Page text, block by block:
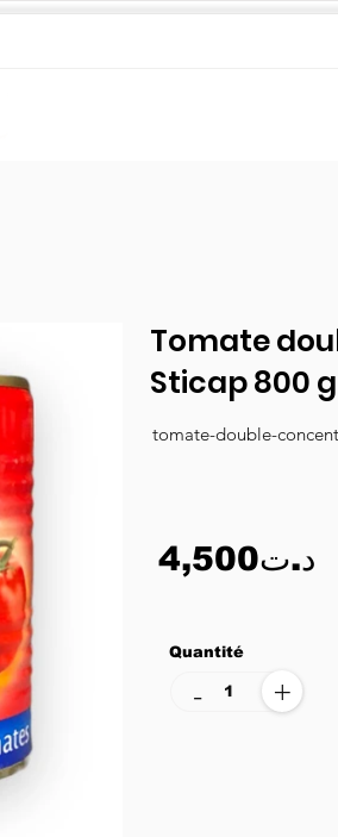
Tomate
Sticap 800
tomate-double-
4,500د.ت
Quantité
+
-